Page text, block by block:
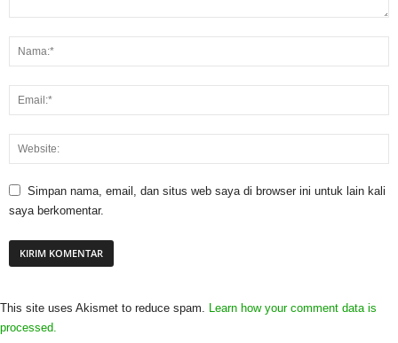
Simpan nama, email, dan situs web saya di browser ini untuk lain kali
saya berkomentar.
This site uses Akismet to reduce spam. Learn how your comment data is
processed.